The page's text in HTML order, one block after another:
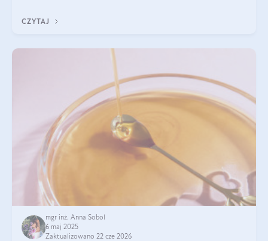
CZYTAJ
mgr inż. Anna Sobol
6 maj 2025
Zaktualizowano 22 cze 2026